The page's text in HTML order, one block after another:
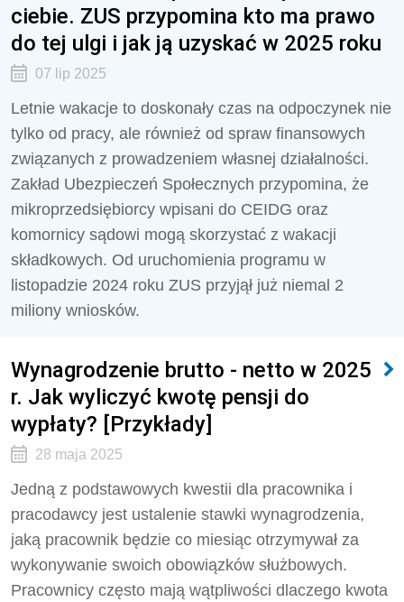
ciebie. ZUS przypomina kto ma prawo
do tej ulgi i jak ją uzyskać w 2025 roku
07 lip 2025
Letnie wakacje to doskonały czas na odpoczynek nie
tylko od pracy, ale również od spraw finansowych
związanych z prowadzeniem własnej działalności.
Zakład Ubezpieczeń Społecznych przypomina, że
mikroprzedsiębiorcy wpisani do CEIDG oraz
komornicy sądowi mogą skorzystać z wakacji
składkowych. Od uruchomienia programu w
listopadzie 2024 roku ZUS przyjął już niemal 2
miliony wniosków.
Wynagrodzenie brutto - netto w 2025
r. Jak wyliczyć kwotę pensji do
wypłaty? [Przykłady]
28 maja 2025
Jedną z podstawowych kwestii dla pracownika i
pracodawcy jest ustalenie stawki wynagrodzenia,
jaką pracownik będzie co miesiąc otrzymywał za
wykonywanie swoich obowiązków służbowych.
Pracownicy często mają wątpliwości dlaczego kwota